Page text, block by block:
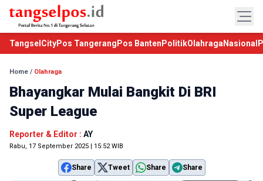
TangselCityPos Tangerang Pos Banten PolitikOlahraga Nasional
Home / Olahraga
Bhayangkar Mulai Bangkit Di BRI
Super League
Reporter & Editor : AY
Rabu, 17 September 2025 | 15:52 WIB
Share Tweet Share Share